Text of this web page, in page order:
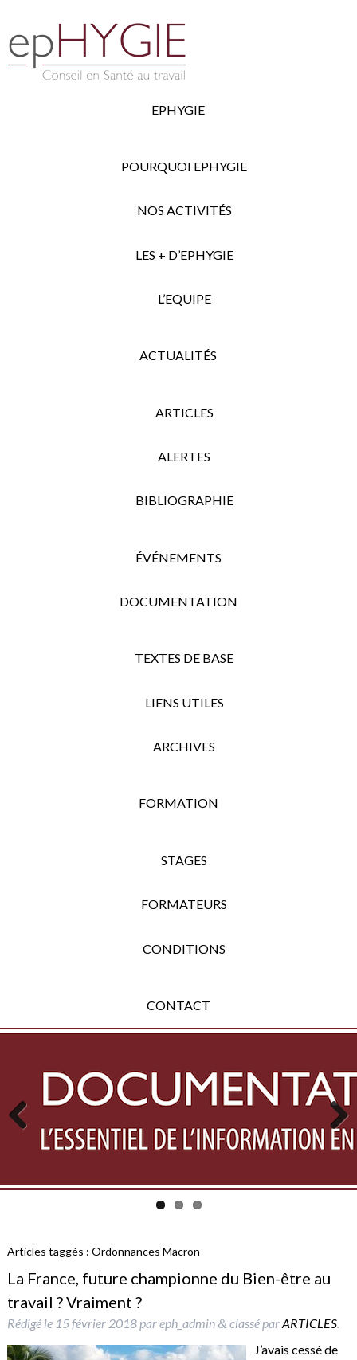
EPHYGIE
POURQUOI EPHYGIE
NOS ACTIVITÉS
LES + D’EPHYGIE
L’EQUIPE
ACTUALITÉS
ARTICLES
ALERTES
BIBLIOGRAPHIE
ÉVÉNEMENTS
DOCUMENTATION
TEXTES DE BASE
LIENS UTILES
ARCHIVES
FORMATION
STAGES
FORMATEURS
CONDITIONS
CONTACT
Previous Next
Articles taggés : Ordonnances Macron
La France, future championne du Bien-être au
travail ? Vraiment ?
Rédigé le 15 février 2018pareph_admin &classé parARTICLES.
J’avais cessé de